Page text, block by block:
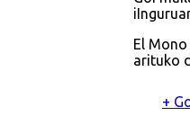
El
arituko
+